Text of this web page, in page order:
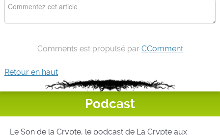
Comments est propulsé par CComment
Retour en haut
Podcast
Le Son de la Crypte, le podcast de La Crypte aux